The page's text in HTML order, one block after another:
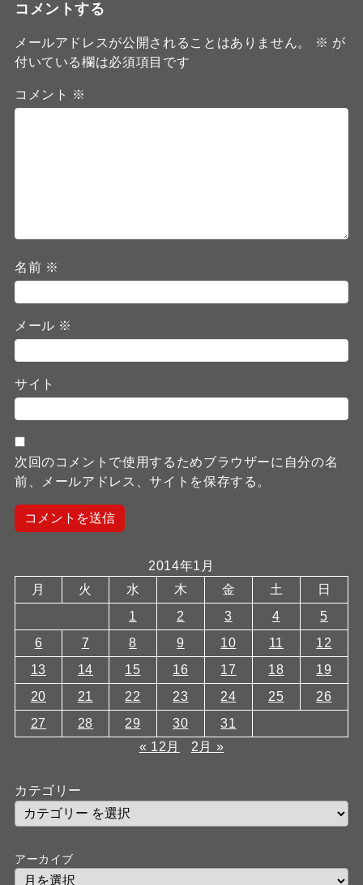
コメントする
メールアドレスが公開されることはありません。 ※ が
付いている欄は必須項目です
コメント ※
名前 ※
メール ※
サイト
次回のコメントで使用するためブラウザーに自分の名
前、メールアドレス、サイトを保存する。
2014年1月
月
火 水 木 金 土
日
1
2 3 4
5
6
7 8 9 10 11
12
13
14 15 16 17 18
19
20
21 22 23 24 25
26
27
28 29 30
31
« 12月
2月 »
カテゴリー
アーカイブ